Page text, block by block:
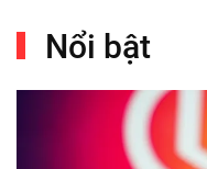
Nổi bật